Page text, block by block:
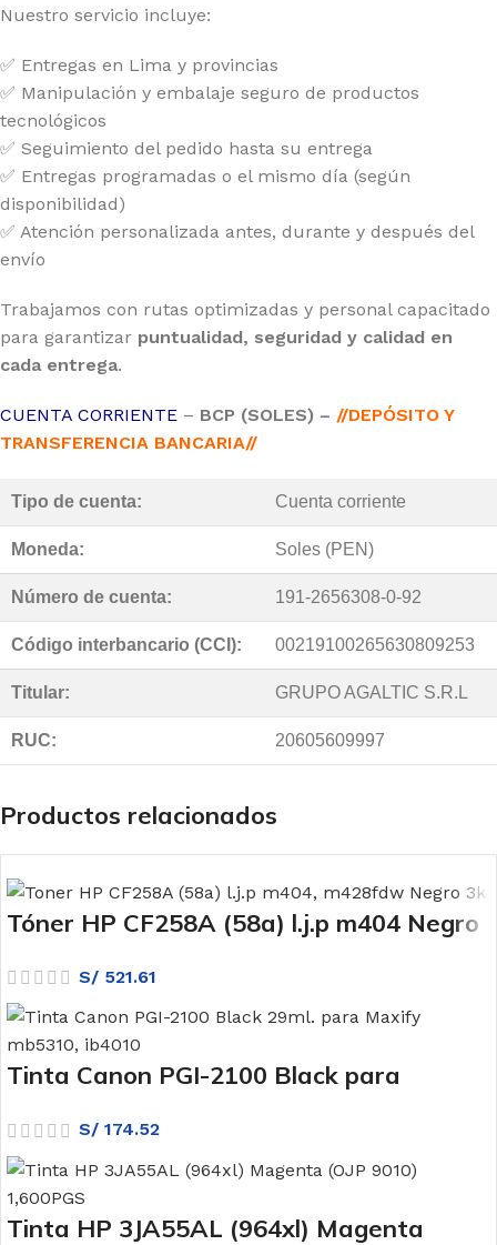
Nuestro servicio incluye:
✅ Entregas en Lima y provincias
✅ Manipulación y embalaje seguro de productos
tecnológicos
✅ Seguimiento del pedido hasta su entrega
✅ Entregas programadas o el mismo día (según
disponibilidad)
✅ Atención personalizada antes, durante y después del
envío
Trabajamos con rutas optimizadas y personal capacitado
para garantizar puntualidad, seguridad y calidad en
cada entrega.
CUENTA CORRIENTE – BCP (SOLES) – //DEPÓSITO Y
TRANSFERENCIA BANCARIA//
Tipo de cuenta: Cuenta corriente
Moneda: Soles (PEN)
Número de cuenta: 191-2656308-0-92
Código interbancario (CCI): 00219100265630809253
Titular: GRUPO AGALTIC S.R.L
RUC: 20605609997
Productos relacionados
Tóner HP CF258A (58a) l.j.p m404 Negro
S/ 521.61
Tinta Canon PGI-2100 Black para
S/ 174.52
Tinta HP 3JA55AL (964xl) Magenta